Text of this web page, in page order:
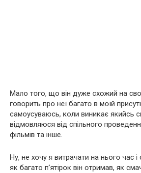
Мало того, що він дуже схожий на
говорить про неї багато в моїй
самоусуваюсь, коли виникає якийсь
відмовляюся від спільного
фільмів та інше.
Ну, не хочу я витрачати на нього час і
як багато п’ятірок він отримав, як